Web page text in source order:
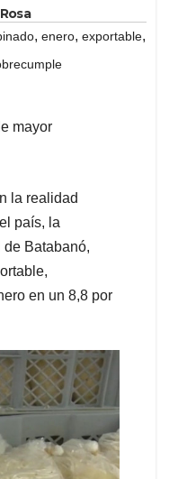
, enero, exportable,
la realidad
país, la
de Batabanó,
en un 8,8 por